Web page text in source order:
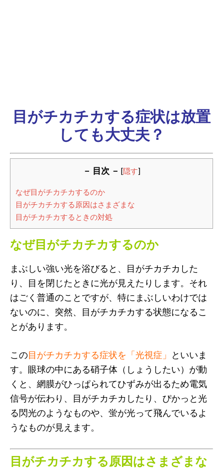
目がチカチカする症状は放置
しても大丈夫？
－ 目次 － [隠す]
なぜ目がチカチカするのか
目がチカチカする原因はさまざまな
目がチカチカするときの対処
なぜ目がチカチカするのか
まぶしい強い光を浴びると、目がチカチカした
り、目を閉じたときに光が見えたりします。それ
はごく普通のことですが、特にまぶしいわけでは
ないのに、突然、目がチカチカする状態になるこ
とがあります。
この目がチカチカする症状を「光視症」 といいま
す。眼球の中にある硝子体（しょうしたい）が動
くと、網膜がひっぱられてひずみが出るため電気
信号が伝わり、目がチカチカしたり、ぴかっと光
る閃光のようなものや、蛍が光って飛んでいるよ
うなものが見えます。
目がチカチカする原因はさまざまな